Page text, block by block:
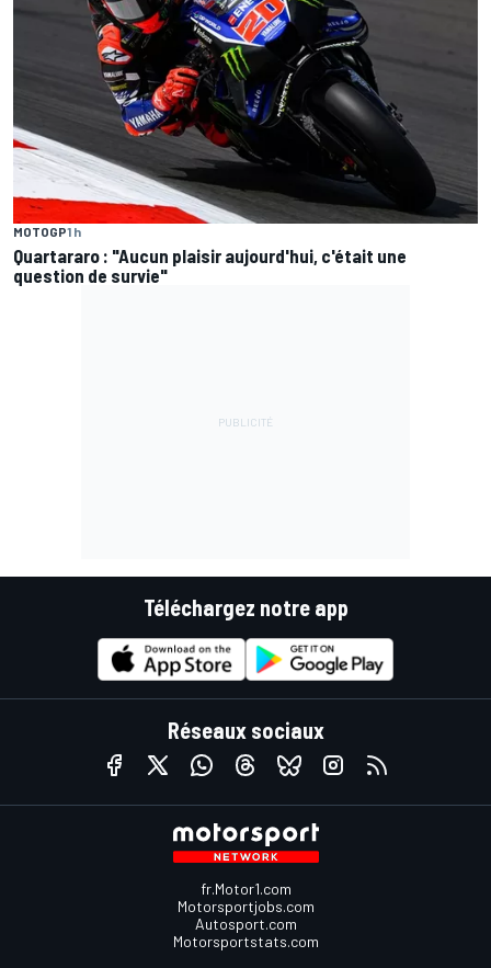
MOTOGP1 h
Quartararo : "Aucun plaisir aujourd'hui, c'était une
question de survie"
Téléchargez notre app
Réseaux sociaux
fr.Motor1.com
Motorsportjobs.com
Autosport.com
Motorsportstats.com